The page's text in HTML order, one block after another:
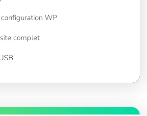
WP
complet